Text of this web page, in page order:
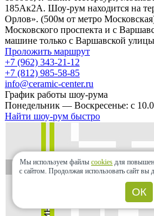
185Ак2А. Шоу-рум находится на
Орлов». (500м от метро
Московского проспекта и с
машине только с Варшавской
Проложить маршрут
+7 (962) 343-21-12
+7 (812) 985-58-85
info@ceramic-center.ru
График работы шоу-рума
Понедельник — Воскресенье: с
Найти шоу-рум быстро
Мы используем файлы cookies для
с сайтом. Продолжая использовать сайт вы
ОК